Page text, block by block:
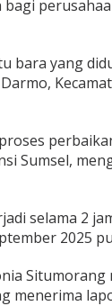
bagi
bara yang
Sumsel,
selama 2
2025
Situmorang
menerima